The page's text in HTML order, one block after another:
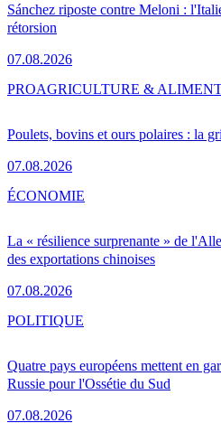
Sánchez riposte contre Meloni :
rétorsion
07.08.2026
Poulets, bovins et ours polaires : la
07.08.2026
PROAGRICULTURE &
La « résilience surprenante » de
des exportations chinoises
07.08.2026
ÉCONOMIE
Quatre pays européens mettent en
Russie pour l'Ossétie du Sud
07.08.2026
POLITIQUE